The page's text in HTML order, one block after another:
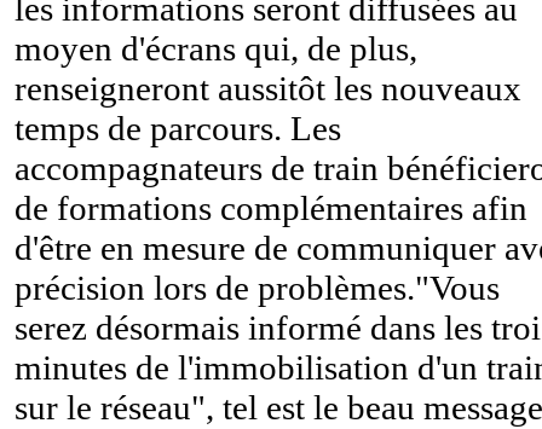
les informations seront diffusées au
moyen d'écrans qui, de plus,
renseigneront aussitôt les nouveaux
temps de parcours. Les
accompagnateurs de train
de formations complémentaires afin
d'être en mesure de communiquer
précision lors de problèmes."Vous
serez désormais informé dans les
minutes de l'immobilisation d'un
sur le réseau", tel est le beau message